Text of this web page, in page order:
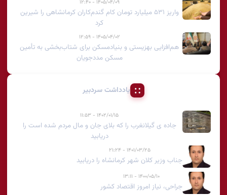
۱۴۰۵/۰۴/۰۹ - ۱۲:۴۰
واریز ۵۳۱ میلیارد تومان کام گندم‌کاران کرمانشاهی را شیرین
کرد
۱۴۰۵/۰۴/۰۲ - ۱۲:۵۹
هم‌افزایی بهزیستی و بنیادمسکن برای شتاب‌بخشی به تأمین
مسکن مددجویان
یادداشت سردبیر
۱۴۰۲/۰۱/۱۵ - ۱۱:۵۳
جاده ی گیلانغرب را که بلای جان و مال مردم شده است را
دریابید
۱۴۰۱/۰۳/۲۵ - ۲۱:۲۴
جناب وزیر کلان شهر کرمانشاه را دریابید
۱۴۰۰/۰۵/۱۰ - ۱۳:۱۱
جراحی، نیاز امروز اقتصاد کشور